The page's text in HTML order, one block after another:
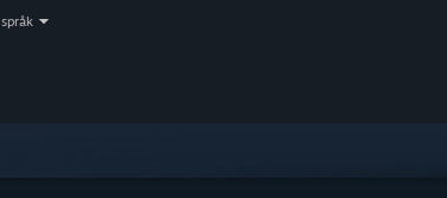
språk